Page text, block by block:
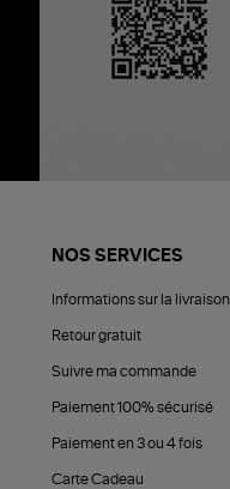
NOS SERVICES
Informations sur la livraison
Retour gratuit
Suivre ma commande
Paiement 100% sécurisé
Paiement en 3 ou 4 fois
Carte Cadeau